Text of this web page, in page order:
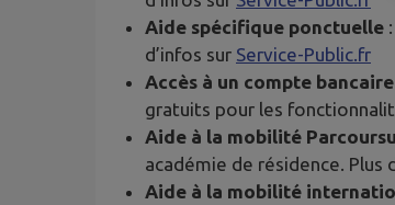
Aide spécifique ponctuelle
d’infos sur Service-Public.fr
Accès à un compte bancaire
gratuits pour les
Aide à la mobilité
académie de résidence. Plus
Aide à la mobilité